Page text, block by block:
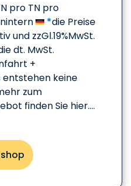
pro TN pro
*die Preise
und zzGl.19%MwSt.
dt. MwSt.
+
keine
zum
finden Sie hier....